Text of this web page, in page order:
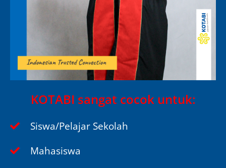
KOTABI sangat cocok untuk:
Siswa/Pelajar Sekolah
Mahasiswa